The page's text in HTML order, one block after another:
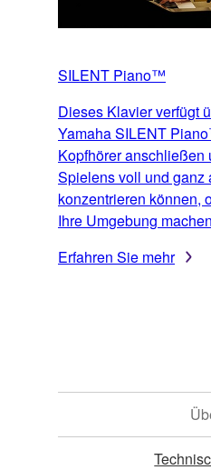
SILENT Piano™
Dieses Klavier verfügt
Yamaha SILENT
Kopfhörer
Spielens voll und ganz
konzentrieren können,
Ihre Umgebung
Erfahren Sie mehr